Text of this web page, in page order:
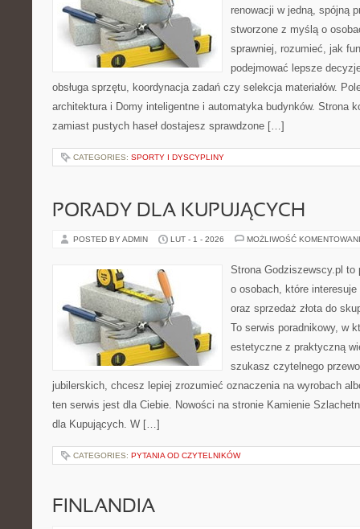
renowacji w jedną, spójną
stworzone z myślą o
sprawniej, rozumieć, jak
podejmować lepsze
obsługa sprzętu, koordynacja zadań czy selekcja materiałów.
architektura i Domy inteligentne i automatyka budynków. Strona
zamiast pustych haseł dostajesz sprawdzone […]
CATEGORIES: SPORTY I DYSCYPLINY
PORADY DLA KUPUJĄCYCH
POSTED BY ADMIN LUT - 1 - 2026 MOŻLIWOŚĆ
Strona Godziszewscy.pl to
o osobach, które
oraz sprzedaż złota do
To serwis poradnikowy, w
estetyczne z praktyczną
szukasz czytelnego
jubilerskich, chcesz lepiej zrozumieć oznaczenia na wyrobach
ten serwis jest dla Ciebie. Nowości na stronie Kamienie
dla Kupujących. W […]
CATEGORIES: PYTANIA OD CZYTELNIKÓW
FINLANDIA